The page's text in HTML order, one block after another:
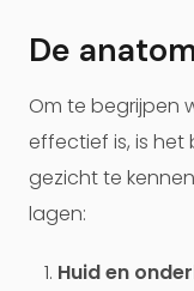
De
Om te begrijpen
effectief is, is
gezicht te
lagen:
Huid en